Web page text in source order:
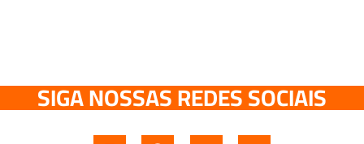
SIGA NOSSAS REDES SOCIAIS